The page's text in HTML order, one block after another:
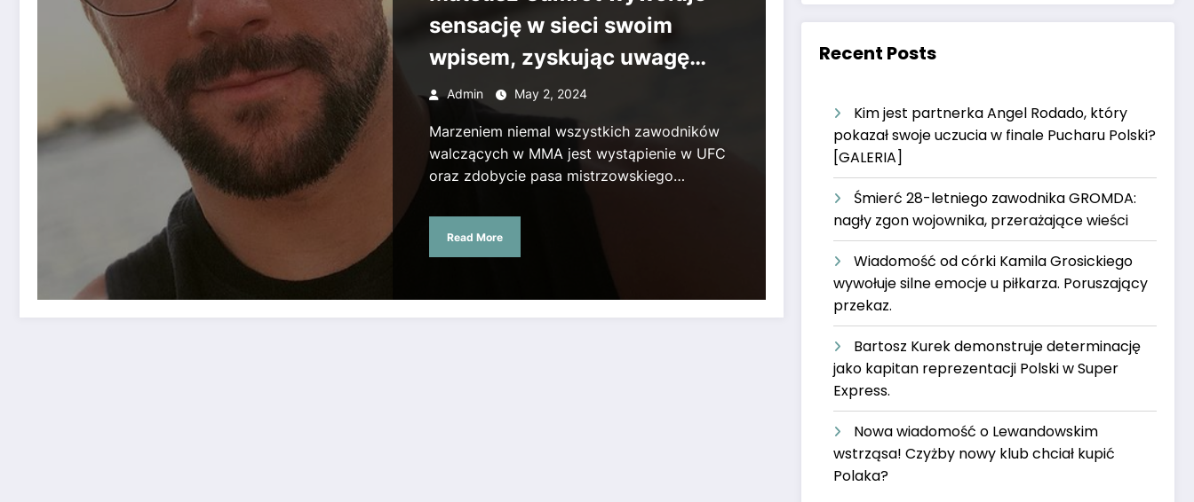
sensację w sieci swoim
wpisem, zyskując uwagę
gwiazdy UFC. Super Express
Admin May 2, 2024
Marzeniem niemal wszystkich zawodników
walczących w MMA jest wystąpienie w UFC
oraz zdobycie pasa mistrzowskiego…
Read More
Recent Posts
Kim jest partnerka Angel Rodado, który
pokazał swoje uczucia w finale Pucharu Polski?
[GALERIA]
Śmierć 28-letniego zawodnika GROMDA:
nagły zgon wojownika, przerażające wieści
Wiadomość od córki Kamila Grosickiego
wywołuje silne emocje u piłkarza. Poruszający
przekaz.
Bartosz Kurek demonstruje determinację
jako kapitan reprezentacji Polski w Super
Express.
Nowa wiadomość o Lewandowskim
wstrząsa! Czyżby nowy klub chciał kupić
Polaka?